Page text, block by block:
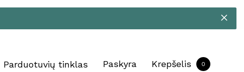
Parduotuvių tinklas Paskyra Krepšelis 0